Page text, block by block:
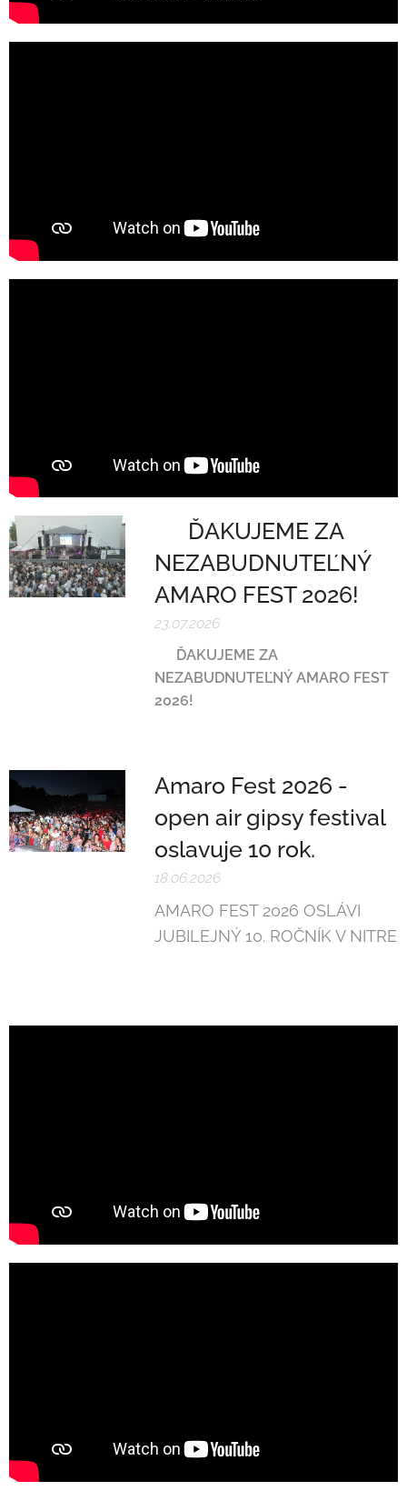
❤️ ĎAKUJEME ZA
NEZABUDNUTEĽNÝ
AMARO FEST 2026! ❤️
23.07.2026
ĎAKUJEME ZA
NEZABUDNUTEĽNÝ AMARO FEST
2026!
Amaro Fest 2026 -
open air gipsy festival
oslavuje 10 rok.
18.06.2026
AMARO FEST 2026 OSLÁVI
JUBILEJNÝ 10. ROČNÍK V NITRE